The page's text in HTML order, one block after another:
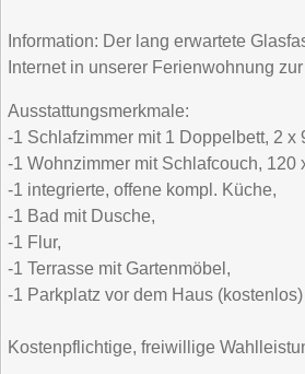
Information: Der lang erwartete
Internet in unserer Ferienwohnung
Ausstattungsmerkmale:
-1 Schlafzimmer mit 1 Doppelbett, 2 x
-1 Wohnzimmer mit Schlafcouch, 120
-1 integrierte, offene kompl. Küche,
-1 Bad mit Dusche,
-1 Flur,
-1 Terrasse mit Gartenmöbel,
-1 Parkplatz vor dem Haus (kostenlos)
Kostenpflichtige, freiwillige